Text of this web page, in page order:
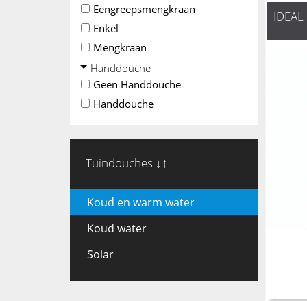
Eengreepsmengkraan
Enkel
Mengkraan
Handdouche
Geen Handdouche
Handdouche
Tuindouches ↓↑
Koud en warm water
Koud water
Solar